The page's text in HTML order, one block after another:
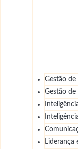
Gestão de
Gestão de
Liderança